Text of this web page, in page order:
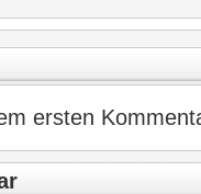
ersten